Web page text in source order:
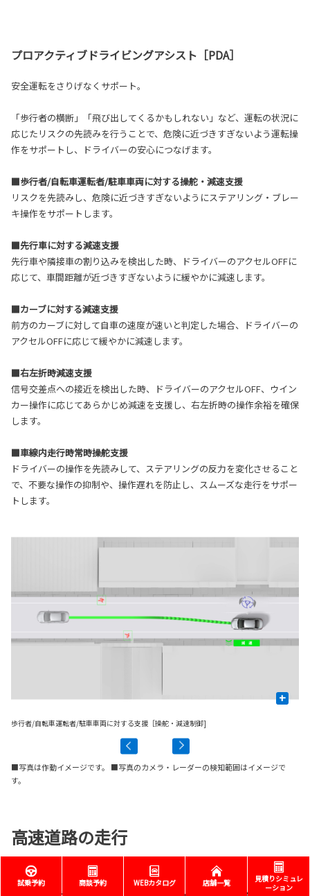
プロアクティブドライビングアシスト［PDA］
安全運転をさりげなくサポート。
「歩行者の横断」「飛び出してくるかもしれない」など、運転の状況に
応じたリスクの先読みを行うことで、危険に近づきすぎないよう運転操
作をサポートし、ドライバーの安心につなげます。
■歩行者/自転車運転者/駐車車両に対する操舵・減速支援
リスクを先読みし、危険に近づきすぎないようにステアリング・ブレー
キ操作をサポートします。
■先行車に対する減速支援
先行車や隣接車の割り込みを検出した時、ドライバーのアクセルOFFに
応じて、車間距離が近づきすぎないように緩やかに減速します。
■カーブに対する減速支援
前方のカーブに対して自車の速度が速いと判定した場合、ドライバーの
アクセルOFFに応じて緩やかに減速します。
■右左折時減速支援
信号交差点への接近を検出した時、ドライバーのアクセルOFF、ウイン
カー操作に応じてあらかじめ減速を支援し、右左折時の操作余裕を確保
します。
■車線内走行時常時操舵支援
ドライバーの操作を先読みして、ステアリングの反力を変化させること
で、不要な操作の抑制や、操作遅れを防止し、スムーズな走行をサポー
トします。
+
歩行者/自転車運転者/駐車車両に対する支援［操舵・減速制御]
■写真は作動イメージです。 ■写真のカメラ・レーダーの検知範囲はイメージで
す。
高速道路の走行
試乗予約 商談予約 WEBカタログ 店舗一覧
見積りシミュレ
ーション